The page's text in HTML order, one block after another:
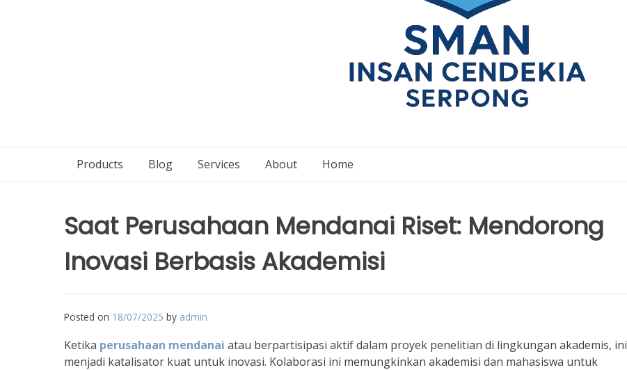
Products Blog Services About Home
Saat Perusahaan Mendanai Riset: Mendorong
Inovasi Berbasis Akademisi
Posted on 18/07/2025 by admin
Ketika perusahaan mendanai atau berpartisipasi aktif dalam proyek penelitian di lingkungan akademis, ini
menjadi katalisator kuat untuk inovasi. Kolaborasi ini memungkinkan akademisi dan mahasiswa untuk